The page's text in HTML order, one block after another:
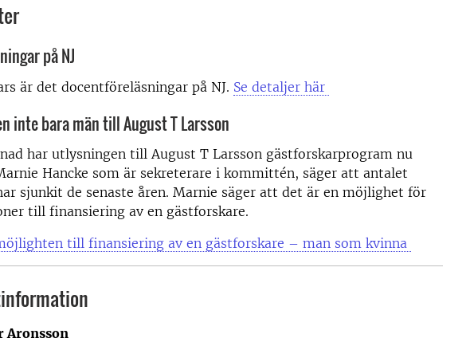
på NJ
är det docentföreläsningar på NJ. Se detaljer här
inte bara män till August T Larsson
har utlysningen till August T Larsson gästforskarprogram nu
Hancke som är sekreterare i kommittén, säger att antalet
sjunkit de senaste åren. Marnie säger att det är en möjlighet för
till finansiering av en gästforskare.
till finansiering av en gästforskare – man som kvinna
Aronsson